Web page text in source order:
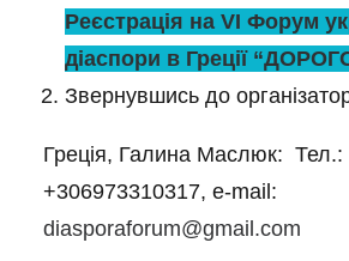
Реєстрація на VІ Форум
діаспори в Греції
Звернувшись до
Греція, Галина Маслюк: Тел.:
+306973310317, e-mail:
diasporaforum@gmail.com